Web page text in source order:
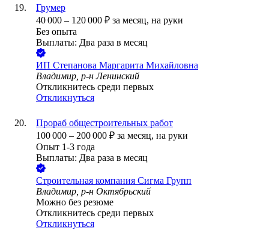
Грумер
40 000 – 120 000 ₽ за месяц, на руки
Без опыта
Выплаты: Два раза в месяц
ИП Степанова Маргарита Михайловна
Владимир, р-н Ленинский
Откликнитесь среди первых
Откликнуться
Прораб общестроительных работ
100 000 – 200 000 ₽ за месяц, на руки
Опыт 1-3 года
Выплаты: Два раза в месяц
Строительная компания Сигма Групп
Владимир, р-н Октябрьский
Можно без резюме
Откликнитесь среди первых
Откликнуться